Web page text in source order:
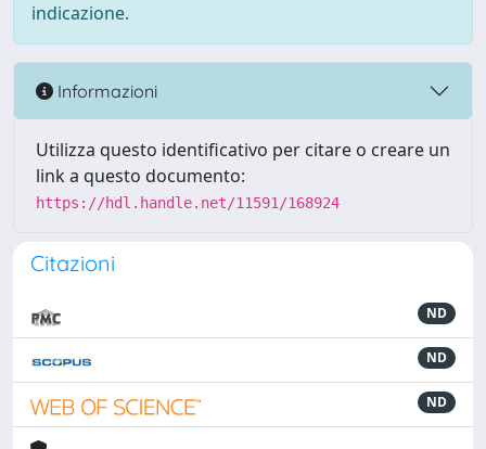
indicazione.
Informazioni
Utilizza questo identificativo per citare o creare un
link a questo documento:
https://hdl.handle.net/11591/168924
Citazioni
ND
ND
ND